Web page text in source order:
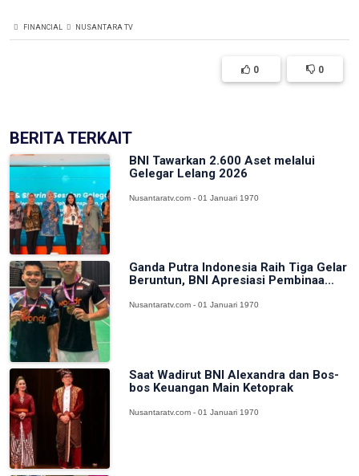
FINANCIAL NUSANTARA TV
0 0
BERITA TERKAIT
BNI Tawarkan 2.600 Aset melalui
Gelegar Lelang 2026
Nusantaratv.com - 01 Januari 1970
Ganda Putra Indonesia Raih Tiga Gelar
Beruntun, BNI Apresiasi Pembinaa...
Nusantaratv.com - 01 Januari 1970
Saat Wadirut BNI Alexandra dan Bos-
bos Keuangan Main Ketoprak
Nusantaratv.com - 01 Januari 1970